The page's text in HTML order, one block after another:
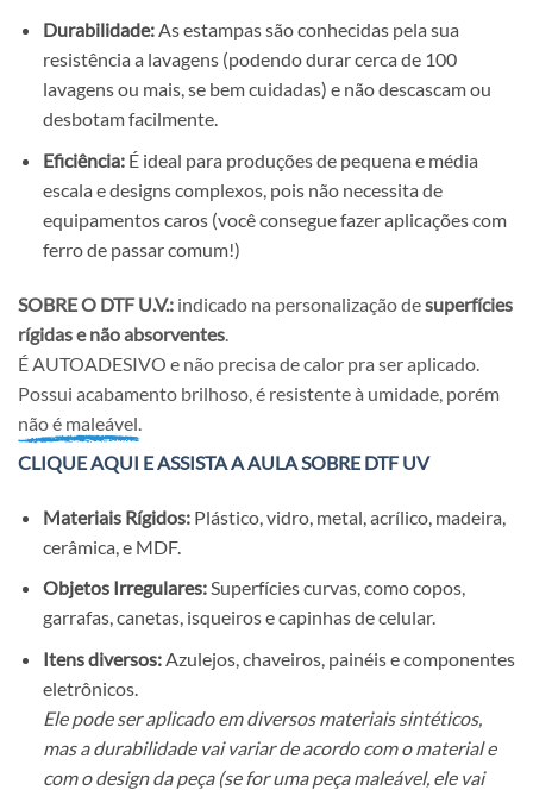
Durabilidade:As estampas são conhecidas pela sua
resistência a lavagens (podendo durar cerca de 100
lavagens ou mais, se bem cuidadas) e não descascam ou
desbotam facilmente.
Eficiência:É ideal para produções de pequena e média
escala e designs complexos, pois não necessita de
equipamentos caros (você consegue fazer aplicações com
ferro de passar comum!)
SOBRE O DTF U.V.: indicado na personalização desuperfícies
rígidas e não absorventes.
É AUTOADESIVO e não precisa de calor pra ser aplicado.
Possui acabamento brilhoso, é resistente à umidade, porém
não é maleável.
CLIQUE AQUI E ASSISTA A AULA SOBRE DTF UV
Materiais Rígidos:Plástico, vidro, metal, acrílico, madeira,
cerâmica, e MDF.
Objetos Irregulares:Superfícies curvas, como copos,
garrafas, canetas, isqueiros e capinhas de celular.
Itens diversos:Azulejos, chaveiros, painéis e componentes
eletrônicos.
Ele pode ser aplicado em diversos materiais sintéticos,
mas a durabilidade vai variar de acordo com o material e
com o design da peça (se for uma peça maleável, ele vai